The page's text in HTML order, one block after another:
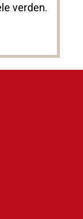
verden.